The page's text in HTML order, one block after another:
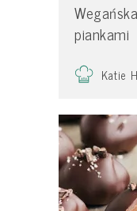
piankami
Katie